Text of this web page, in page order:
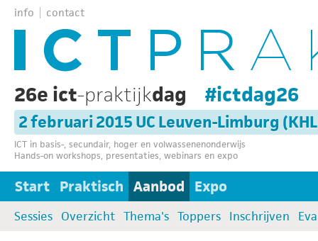
info contact
26e ict-praktijkdag #ictdag26
2 februari 2015 UC Leuven-Limburg
ICT in basis-, secundair, hoger en volwassenenonderwijs
Hands-on workshops, presentaties, webinars en expo
Start Praktisch Aanbod Expo
Sessies Overzicht Thema's Toppers Inschrijven